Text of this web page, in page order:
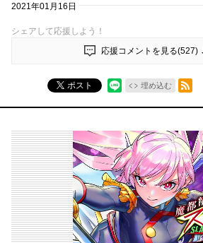
2021年01月16日
シェアして応援しよう！
応援コメントを見る(527)
ポスト 埋め込む
RSSフィード